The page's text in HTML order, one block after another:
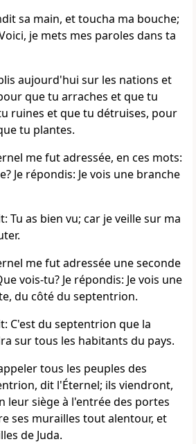
sa main, et toucha ma bouche;
je mets mes paroles dans ta
aujourd'hui sur les nations et
que tu arraches et que tu
ruines et que tu détruises, pour
tu plantes.
me fut adressée, en ces mots:
Je répondis: Je vois une branche
Tu as bien vu; car je veille sur ma
me fut adressée une seconde
vois-tu? Je répondis: Je vois une
du côté du septentrion.
C'est du septentrion que la
sur tous les habitants du pays.
tous les peuples des
dit l'Éternel; ils viendront,
leur siège à l'entrée des portes
ses murailles tout alentour, et
de Juda.